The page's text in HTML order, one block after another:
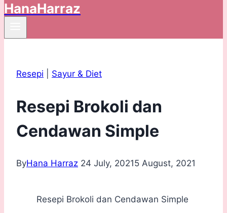
HanaHarraz
Resepi Sayur & Diet
Resepi Brokoli dan
Cendawan Simple
ByHana Harraz 24 July, 20215 August, 2021
Resepi Brokoli dan Cendawan Simple